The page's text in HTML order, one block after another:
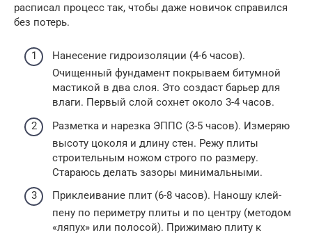
расписал процесс так, чтобы даже новичок справился
без потерь.
Нанесение гидроизоляции (4-6 часов).
Очищенный фундамент покрываем битумной
мастикой в два слоя. Это создаст барьер для
влаги. Первый слой сохнет около 3-4 часов.
Разметка и нарезка ЭППС (3-5 часов). Измеряю
высоту цоколя и длину стен. Режу плиты
строительным ножом строго по размеру.
Стараюсь делать зазоры минимальными.
Приклеивание плит (6-8 часов). Наношу клей-
пену по периметру плиты и по центру (методом
«ляпух» или полосой). Прижимаю плиту к